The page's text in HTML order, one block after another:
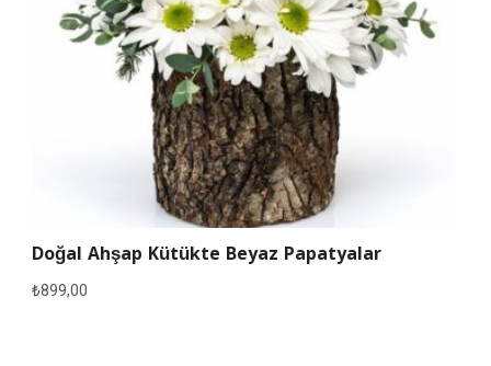
Doğal Ahşap Kütükte Beyaz Papatyalar
₺899,00